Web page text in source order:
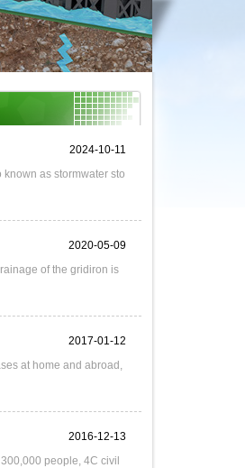
2024-10-11
as stormwater sto
2020-05-09
of the gridiron is
2017-01-12
at home and abroad,
2016-12-13
people, 4C civil